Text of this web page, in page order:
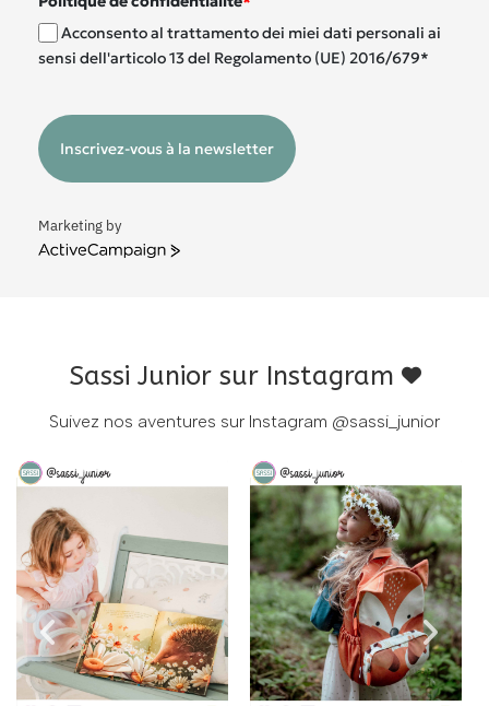
Acconsento al trattamento dei miei dati personali ai
sensi dell'articolo 13 del Regolamento (UE) 2016/679*
Inscrivez-vous à la newsletter
Marketing by
ActiveCampaign
Sassi Junior sur Instagram
Suivez nos aventures sur Instagram @sassi_junior